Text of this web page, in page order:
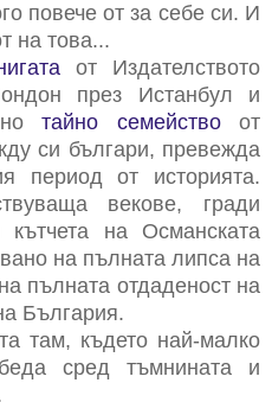
повече от за себе си. И
на това...
от Издателството
през Истанбул и
тайно семействоот
си българи, превежда
период от историята.
векове, гради
на Османската
на пълната липса на
пълната отдаденост на
България.
там, където най-малко
сред тъмнината и